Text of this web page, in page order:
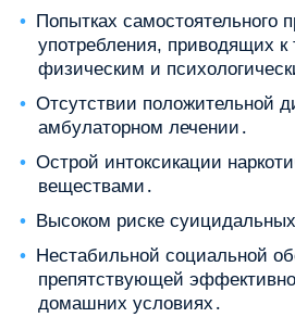
Попытках самостоятельного
употребления, приводящих
физическим и
Отсутствии положительной
амбулаторном лечении․
Острой интоксикации
веществами․
Высоком риске
Нестабильной социальной
препятствующей
домашних условиях․